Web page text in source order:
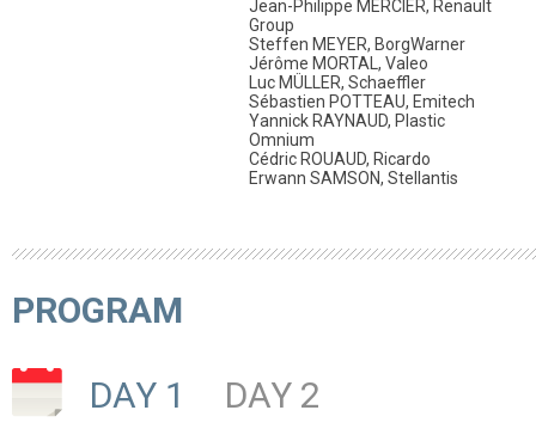
Jean-Philippe MERCIER, Renault
Group
Steffen MEYER, BorgWarner
Jérôme MORTAL, Valeo
Luc MÜLLER, Schaeffler
Sébastien POTTEAU, Emitech
Yannick RAYNAUD, Plastic
Omnium
Cédric ROUAUD, Ricardo
Erwann SAMSON, Stellantis
PROGRAM
DAY 1 DAY 2